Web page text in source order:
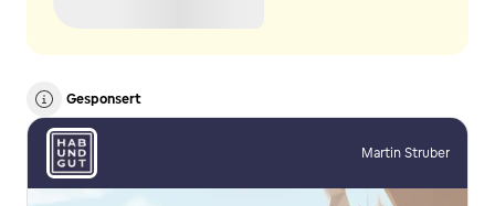
Gesponsert
Martin Struber